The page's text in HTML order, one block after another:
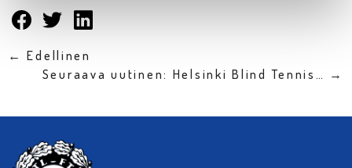
← Edellinen
Seuraava uutinen: Helsinki Blind Tennis… →